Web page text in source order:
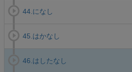
44.になし
45.はかなし
46.はしたなし